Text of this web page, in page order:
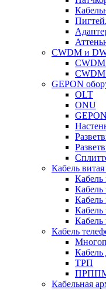
CWDM и
CWDM
GEPON
OLT
ONU
Кабель витая
Кабель
Кабель
Кабель
Кабель
Кабель
Кабель
ТРП
Кабельная